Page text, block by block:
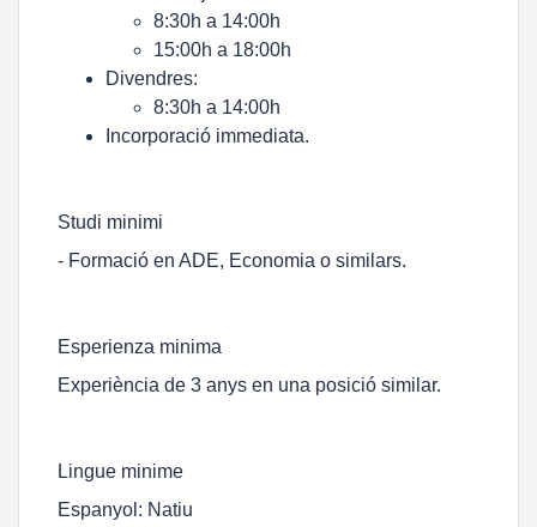
8:30h a 14:00h
15:00h a 18:00h
Divendres:
8:30h a 14:00h
Incorporació immediata.
Studi minimi
- Formació en ADE, Economia o similars.
Esperienza minima
Experiència de 3 anys en una posició similar.
Lingue minime
Espanyol: Natiu